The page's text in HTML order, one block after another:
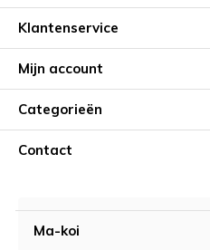
Klantenservice
Mijn account
Categorieën
Contact
Ma-koi